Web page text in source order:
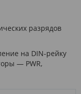
разрядов
на DIN-рейку
— PWR,